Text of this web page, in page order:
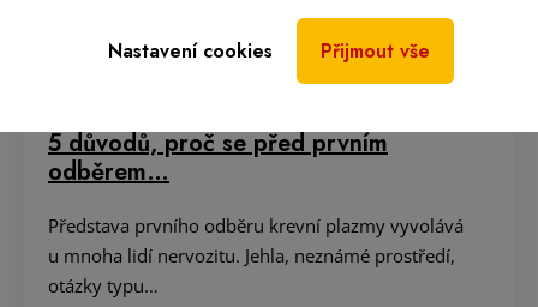
5 důvodů, proč se před prvním
odběrem…
Představa prvního odběru krevní plazmy vyvolává
u mnoha lidí nervozitu. Jehla, neznámé prostředí,
otázky typu…
Nastavení cookies Přijmout vše